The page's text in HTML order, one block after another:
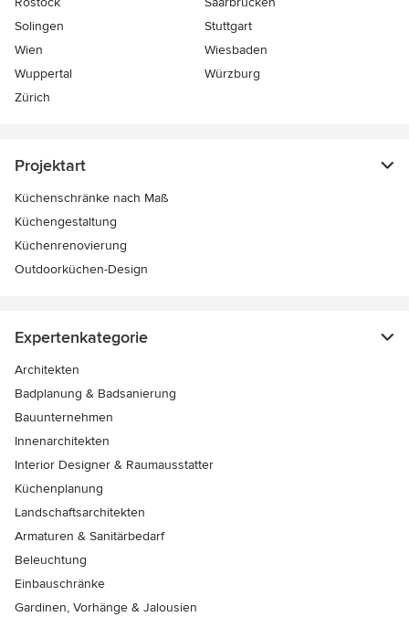
Solingen
Stuttgart
Wien
Wiesbaden
Wuppertal
Würzburg
Zürich
Projektart
Küchenschränke nach Maß
Küchengestaltung
Küchenrenovierung
Outdoorküchen-Design
Expertenkategorie
Architekten
Badplanung & Badsanierung
Bauunternehmen
Innenarchitekten
Interior Designer & Raumausstatter
Küchenplanung
Landschaftsarchitekten
Armaturen & Sanitärbedarf
Beleuchtung
Einbauschränke
Gardinen, Vorhänge & Jalousien